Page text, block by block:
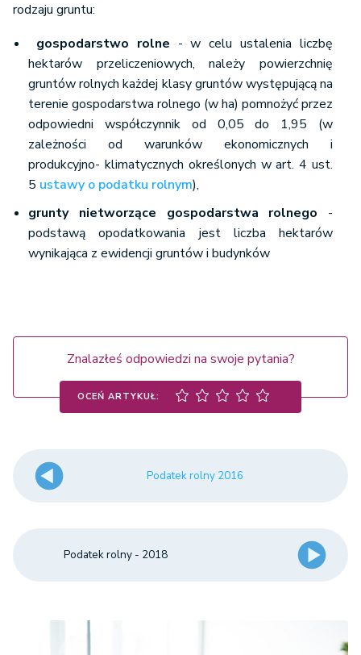
rodzaju gruntu:
gospodarstwo rolne - w celu ustalenia liczbę
hektarów przeliczeniowych, należy powierzchnię
gruntów rolnych każdej klasy gruntów występującą na
terenie gospodarstwa rolnego (w ha) pomnożyć przez
odpowiedni współczynnik od 0,05 do 1,95 (w
zależności od warunków ekonomicznych i
produkcyjno- klimatycznych określonych w art. 4 ust.
5 ustawy o podatku rolnym),
grunty nietworzące gospodarstwa rolnego -
podstawą opodatkowania jest liczba hektarów
wynikająca z ewidencji gruntów i budynków
Znalazłeś odpowiedzi na swoje pytania?
OCEŃ ARTYKUŁ:
Podatek rolny 2016
Podatek rolny - 2018